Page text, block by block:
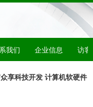
我们 企业信息 访客
享科技开发 计算机软硬件